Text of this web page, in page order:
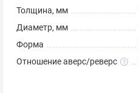
Толщина, мм
Диаметр, мм
Форма
Отношение аверс/реверс